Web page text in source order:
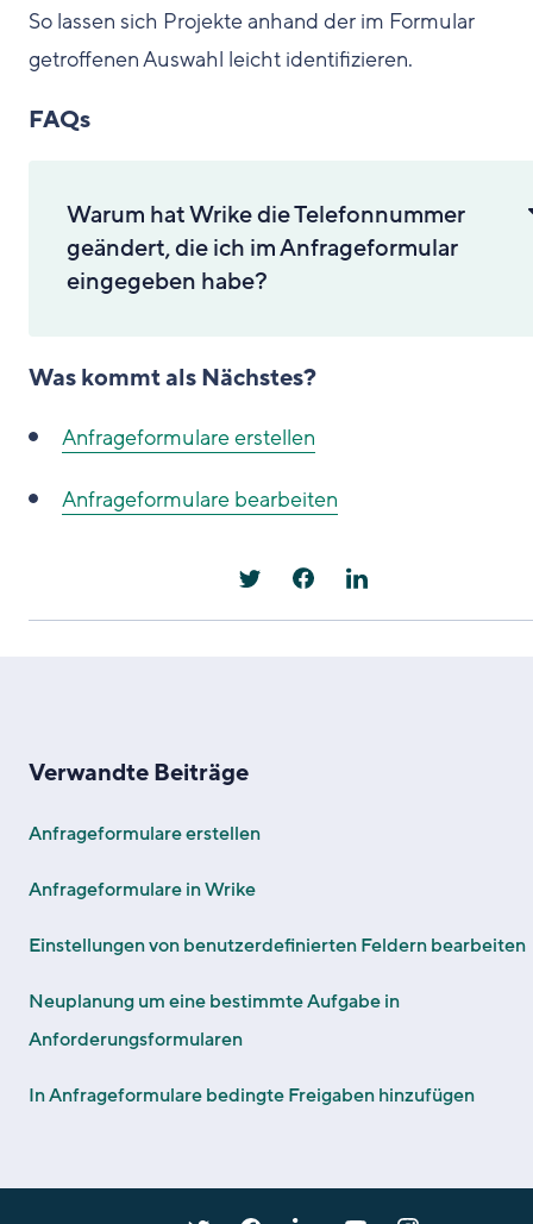
So lassen sich Projekte anhand der im Formular
getroffenen Auswahl leicht identifizieren.
FAQs
Warum hat Wrike die Telefonnummer
geändert, die ich im Anfrageformular
eingegeben habe?
Was kommt als Nächstes?
Anfrageformulare erstellen
Anfrageformulare bearbeiten
Verwandte Beiträge
Anfrageformulare erstellen
Anfrageformulare in Wrike
Einstellungen von benutzerdefinierten Feldern bearbeiten
Neuplanung um eine bestimmte Aufgabe in
Anforderungsformularen
In Anfrageformulare bedingte Freigaben hinzufügen